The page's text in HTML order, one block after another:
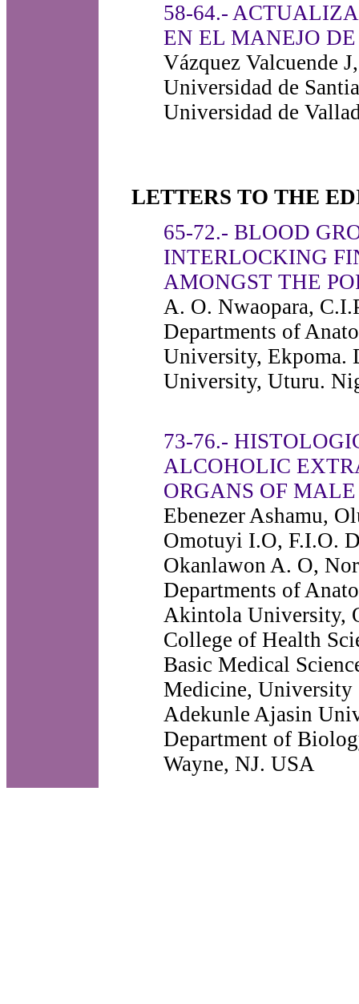
58-64.-
EN EL MANEJO
Vázquez Valcuende
Universidad de
Universidad de
LETTERS TO THE
65-72.- BLOOD
INTERLOCKING
AMONGST THE
A. O. Nwaopara,
Departments of
University, Ekpoma.
University, Uturu.
73-76.-
ALCOHOLIC
ORGANS OF
Ebenezer Ashamu,
Omotuyi I.O, F.I.O.
Okanlawon A. O,
Departments of
Akintola University,
College of Health
Basic Medical
Medicine, University
Adekunle Ajasin
Department of
Wayne, NJ. USA